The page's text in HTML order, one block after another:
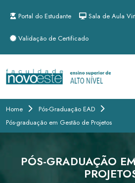
Portal do Estudante Sala de Aula
Validação de Certificado
Home
Pós-Graduação EAD
Pós-graduação em Gestão de Projetos
PÓS-GRADUAÇÃO